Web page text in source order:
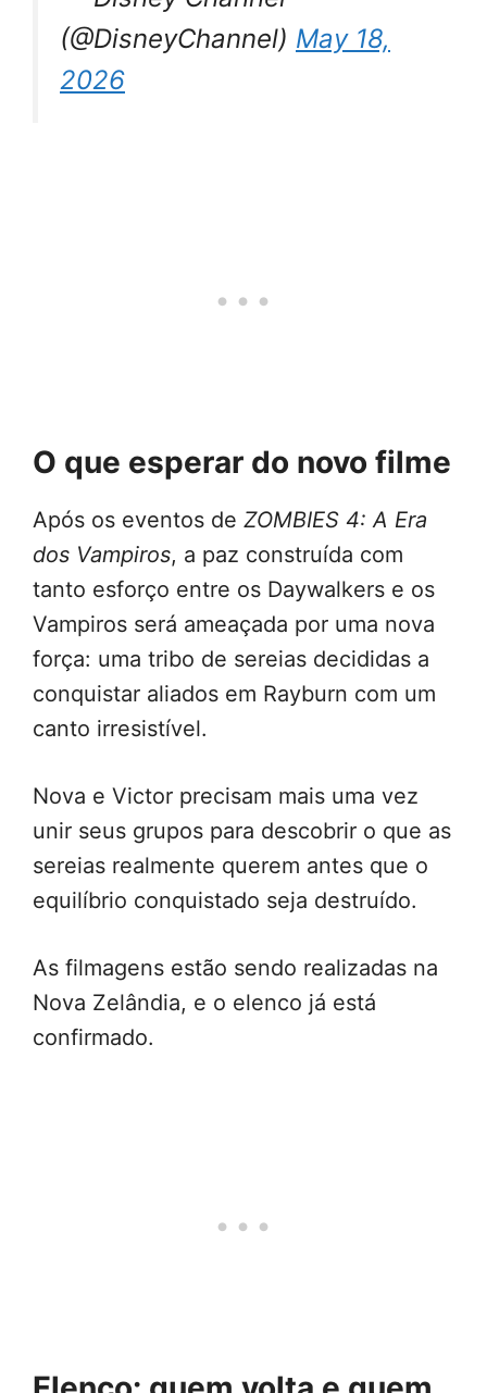
(@DisneyChannel) May 18,
2026
O que esperar do novo filme
Após os eventos de ZOMBIES 4: A Era
dos Vampiros, a paz construída com
tanto esforço entre os Daywalkers e os
Vampiros será ameaçada por uma nova
força: uma tribo de sereias decididas a
conquistar aliados em Rayburn com um
canto irresistível.
Nova e Victor precisam mais uma vez
unir seus grupos para descobrir o que as
sereias realmente querem antes que o
equilíbrio conquistado seja destruído.
As filmagens estão sendo realizadas na
Nova Zelândia, e o elenco já está
confirmado.